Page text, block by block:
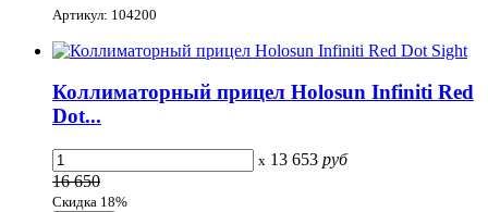
Артикул: 104200
Коллиматорный прицел Holosun Infiniti Red
Dot...
x 13 653 руб
16 650
Скидка 18%